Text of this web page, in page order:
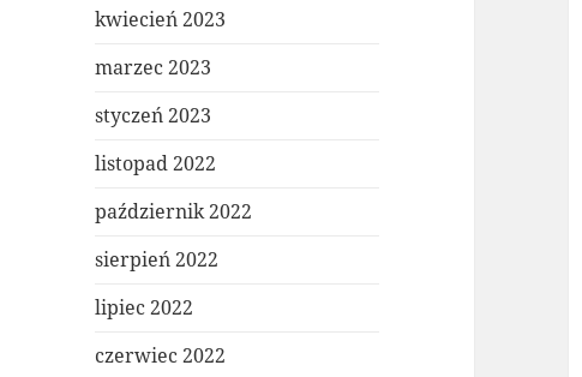
kwiecień 2023
marzec 2023
styczeń 2023
listopad 2022
październik 2022
sierpień 2022
lipiec 2022
czerwiec 2022